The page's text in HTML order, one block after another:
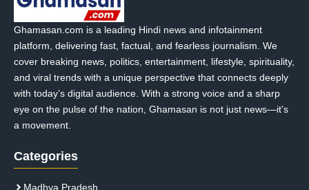
Ghamasan.com is a leading Hindi news and infotainment
platform, delivering fast, factual, and fearless journalism. We
cover breaking news, politics, entertainment, lifestyle, spirituality,
and viral trends with a unique perspective that connects deeply
with today’s digital audience. With a strong voice and a sharp
eye on the pulse of the nation, Ghamasan is not just news—it’s
a movement.
Categories
Madhya Pradesh